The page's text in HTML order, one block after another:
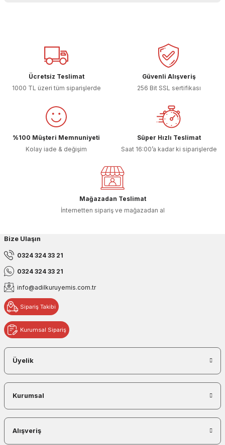
Ürün açıklamasında eksik bilgiler bulunuyor.
Ürün bilgilerinde hatalar bulunuyor.
Ürün fiyatı diğer sitelerden daha pahalı.
Ücretsiz Teslimat
1000 TL üzeri tüm siparişlerde
Güvenli Alışveriş
256 Bit SSL sertifikası
%100 Müşteri Memnuniyeti
Kolay iade & değişim
Süper Hızlı Teslimat
Saat 16:00’a kadar ki siparişlerde
Mağazadan Teslimat
İnternetten sipariş ve mağazadan al
Bize Ulaşın
0324 324 33 21
0324 324 33 21
info@adilkuruyemis.com.tr
Sipariş Takibi
Kurumsal Sipariş
Üyelik
Kurumsal
Alışveriş